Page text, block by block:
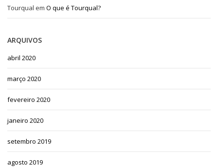
Tourqual em O que é Tourqual?
ARQUIVOS
abril 2020
março 2020
fevereiro 2020
janeiro 2020
setembro 2019
agosto 2019